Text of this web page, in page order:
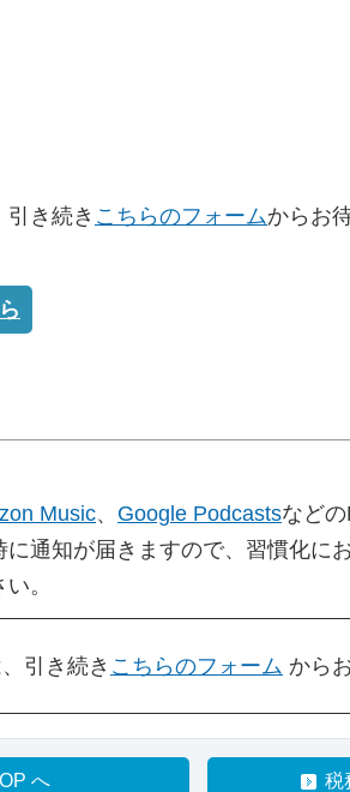
き続き こちらのフォームからお
Music、 Google Podcastsなど
通知が届きますので、習慣化に
。
引き続き こちらのフォーム から
へ 税